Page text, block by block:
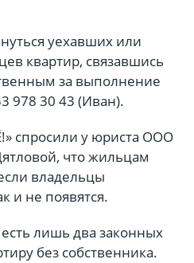
уехавших или
квартир, связавшись
за выполнение
978 30 43 (Иван).
спросили у юриста ООО
что жильцам
владельцы
и не появятся.
есть лишь два законных
без собственника.